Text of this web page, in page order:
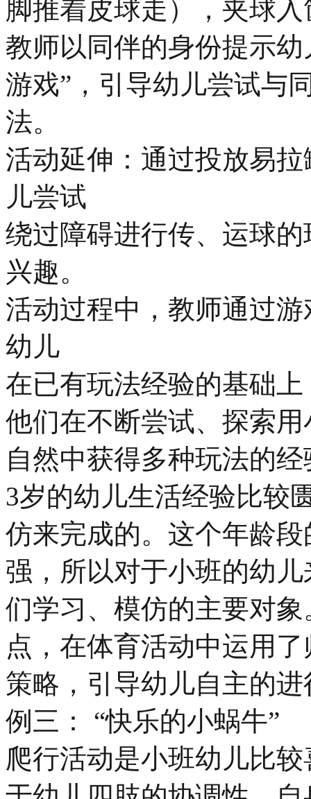
脚推着皮球走），夹球
教师以同伴的身份提示
游戏”，引导幼儿尝试与
法。
活动延伸：通过投放易
儿尝试
绕过障碍进行传、运球
兴趣。
活动过程中，教师通过
幼儿
在已有玩法经验的基础
他们在不断尝试、探索
自然中获得多种玩法的经
3岁的幼儿生活经验比较
仿来完成的。这个年龄
强，所以对于小班的幼
们学习、模仿的主要对
点，在体育活动中运用
策略，引导幼儿自主的
例三： “快乐的小蜗牛”
爬行活动是小班幼儿比